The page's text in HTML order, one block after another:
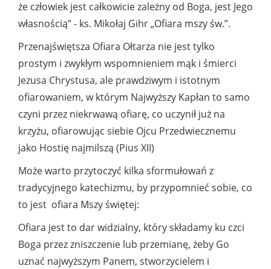
że człowiek jest całkowicie zależny od Boga, jest Jego
własnością” - ks. Mikołaj Gihr „Ofiara mszy św.”.
Przenajświętsza Ofiara Ołtarza nie jest tylko
prostym i zwykłym wspomnieniem mąk i śmierci
Jezusa Chrystusa, ale prawdziwym i istotnym
ofiarowaniem, w którym Najwyższy Kapłan to samo
czyni przez niekrwawą ofiarę, co uczynił już na
krzyżu, ofiarowując siebie Ojcu Przedwiecznemu
jako Hostię najmilszą (Pius XII)
Może warto przytoczyć kilka sformułowań z
tradycyjnego katechizmu, by przypomnieć sobie, co
to jest ofiara Mszy świętej:
Ofiara jest to dar widzialny, który składamy ku czci
Boga przez zniszczenie lub przemianę, żeby Go
uznać najwyższym Panem, stworzycielem i